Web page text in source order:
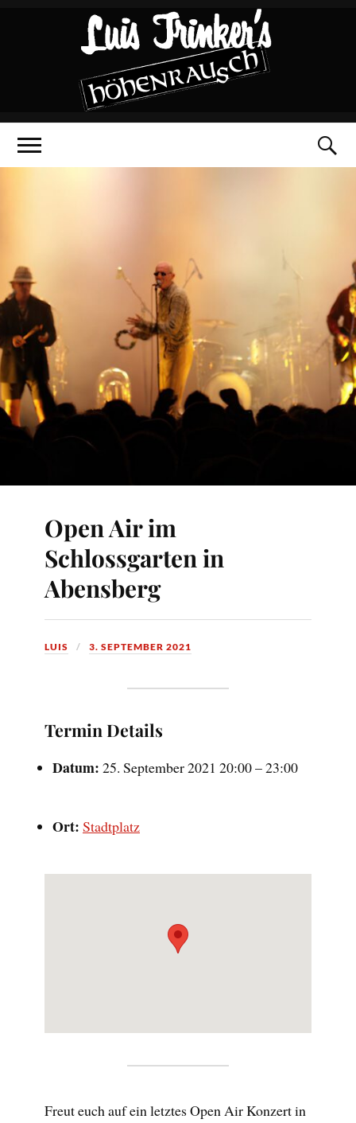
Open Air im
Schlossgarten in
Abensberg
LUIS 3. SEPTEMBER 2021
Termin Details
Datum: 25. September 2021 20:00–23:00
Ort: Stadtplatz
Freut euch auf ein letztes Open Air Konzert in